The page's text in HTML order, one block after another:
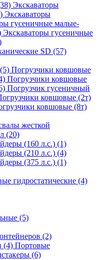
Экскаваторы
Экскаваторы
гусеничные малые-
Экскаваторы гусеничные
SD (57)
Погрузчики ковшовые
Погрузчики ковшовые
Погрузчик гусеничный
ковшовые (2т)
ковшовые (8т)
жесткой
(20)
(160 л.с.) (1)
(210 л.с.) (4)
(375 л.с.) (1)
гидростатические (4)
(5)
(2)
(4) Портовые
(6)